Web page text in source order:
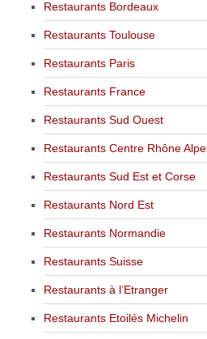
Restaurants Bordeaux
Restaurants Toulouse
Restaurants Paris
Restaurants France
Restaurants Sud Ouest
Restaurants Centre Rhône
Restaurants Sud Est et Corse
Restaurants Nord Est
Restaurants Normandie
Restaurants Suisse
Restaurants à l’Etranger
Restaurants Etoilés Michelin